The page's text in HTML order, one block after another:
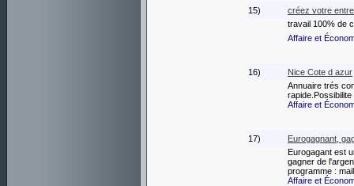
15)
créez votre
travail 100% de
Affaire et
16)
Nice Cote d azur
Annuaire trés
Affaire et
17)
Eurogagnant,
Eurogagant est
gagner de
programme :
Affaire et